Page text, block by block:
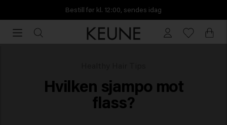
Bestill før kl. 12:00, sendes idag
Hvilken sjampo mot
flass?